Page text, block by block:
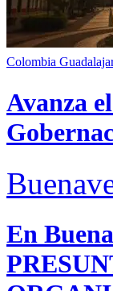
Colombia
Avanza
En